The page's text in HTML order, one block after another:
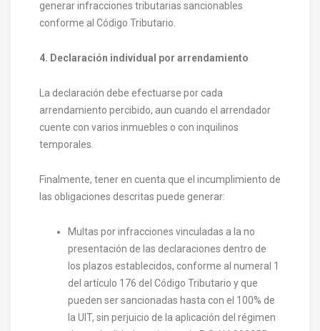
generar infracciones tributarias sancionables
conforme al Código Tributario.
4. Declaración individual por arrendamiento
La declaración debe efectuarse por cada
arrendamiento percibido, aun cuando el arrendador
cuente con varios inmuebles o con inquilinos
temporales.
Finalmente, tener en cuenta que el incumplimiento de
las obligaciones descritas puede generar:
Multas por infracciones vinculadas a la no
presentación de las declaraciones dentro de
los plazos establecidos, conforme al numeral 1
del artículo 176 del Código Tributario y que
pueden ser sancionadas hasta con el 100% de
la UIT, sin perjuicio de la aplicación del régimen